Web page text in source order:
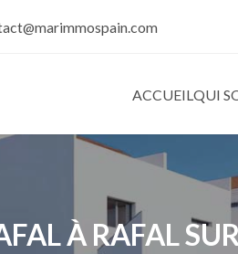
ACCUEILQUI
À RAFAL